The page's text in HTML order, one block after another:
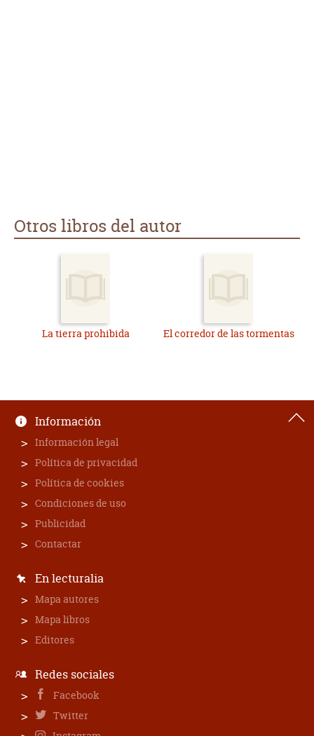
Otros libros del autor
La tierra prohibida El corredor de las tormentas
Información
Información legal
Política de privacidad
Política de cookies
Condiciones de uso
Publicidad
Contactar
En lecturalia
Mapa autores
Mapa libros
Editores
Redes sociales
Facebook
Twitter